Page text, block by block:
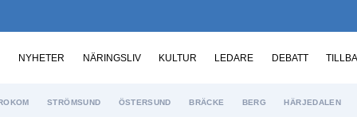
NYHETER NÄRINGSLIV KULTUR LEDARE DEBATT
STRÖMSUND ÖSTERSUND BRÄCKE BERG HÄRJEDALEN